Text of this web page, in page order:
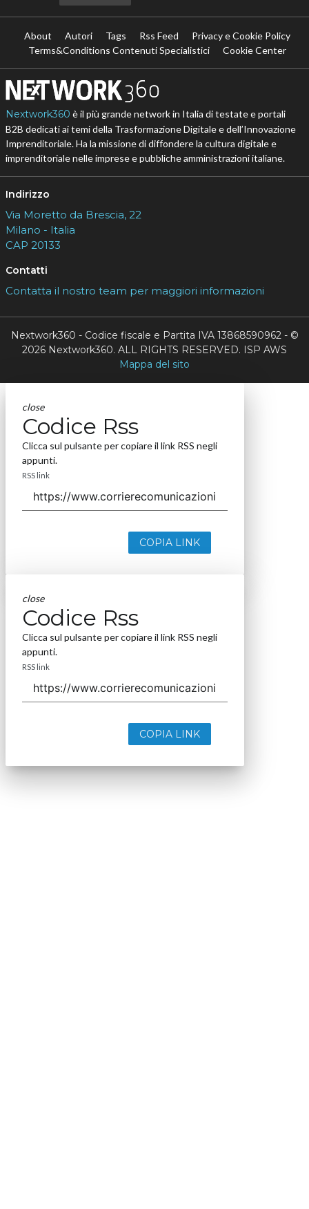
About Autori Tags Rss Feed
Privacy e Cookie Policy
Terms&Conditions Contenuti Specialistici
Cookie Center
Nextwork360 è il più grande network in Italia di testate e portali
B2B dedicati ai temi della Trasformazione Digitale e dell’Innovazione
Imprenditoriale. Ha la missione di diffondere la cultura digitale e
imprenditoriale nelle imprese e pubbliche amministrazioni italiane.
Indirizzo
Via Moretto da Brescia, 22
Milano - Italia
CAP 20133
Contatti
Contatta il nostro team per maggiori informazioni
Nextwork360 - Codice fiscale e Partita IVA 13868590962 - ©
2026 Nextwork360. ALL RIGHTS RESERVED. ISP AWS
Mappa del sito
close
Codice Rss
Clicca sul pulsante per copiare il link RSS negli
appunti.
RSS link
COPIA LINK
close
Codice Rss
Clicca sul pulsante per copiare il link RSS negli
appunti.
RSS link
COPIA LINK